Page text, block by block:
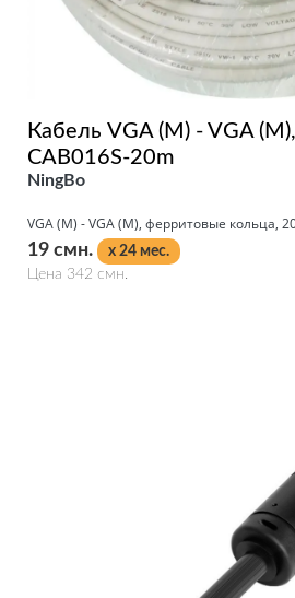
Кабель VGA (M) - VGA
CAB016S-20m
NingBo
VGA (M) - VGA (M), ферритовые кольца,
19 смн.
x 24 мес.
Цена 342 смн.